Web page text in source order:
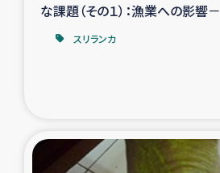
な課題（その１）：漁業への影響－
スリランカ